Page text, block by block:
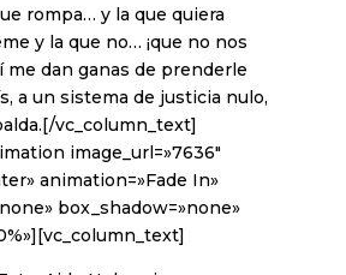
rompa… y la que quiera
y la que no… ¡que no nos
me dan ganas de prenderle
a un sistema de justicia nulo,
vc_column_text]
image_url=»7636″
animation=»Fade In»
box_shadow=»none»